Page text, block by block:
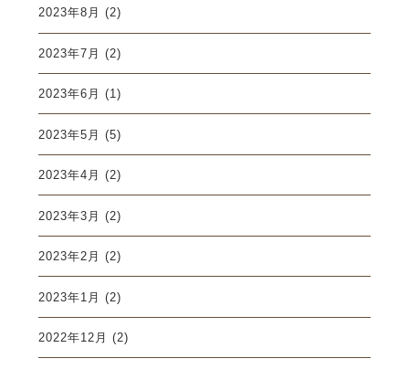
2023年8月 (2)
2023年7月 (2)
2023年6月 (1)
2023年5月 (5)
2023年4月 (2)
2023年3月 (2)
2023年2月 (2)
2023年1月 (2)
2022年12月 (2)